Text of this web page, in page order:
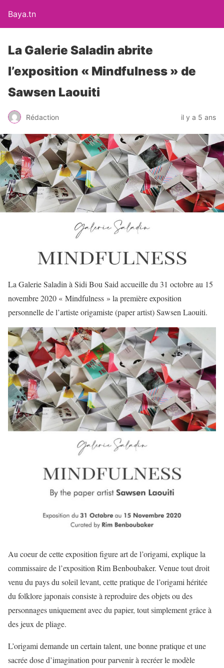
Baya.tn
La Galerie Saladin abrite
l’exposition « Mindfulness » de
Sawsen Laouiti
Rédaction il y a 5 ans
La Galerie Saladin à Sidi Bou Said accueille du 31 octobre au 15
novembre 2020 « Mindfulness » la première exposition
personnelle de l’artiste origamiste (paper artist) Sawsen Laouiti.
Au coeur de cette exposition figure art de l’origami, explique la
commissaire de l’exposition Rim Benboubaker. Venue tout droit
venu du pays du soleil levant, cette pratique de l’origami héritée
du folklore japonais consiste à reproduire des objets ou des
personnages uniquement avec du papier, tout simplement grâce à
des jeux de pliage.
L’origami demande un certain talent, une bonne pratique et une
sacrée dose d’imagination pour parvenir à recréer le modèle